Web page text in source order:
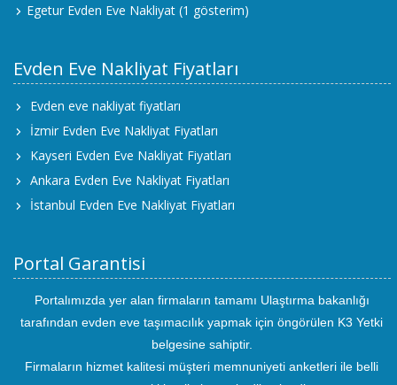
Egetur Evden Eve Nakliyat (1 gösterim)
Evden Eve Nakliyat Fiyatları
Evden eve nakliyat fiyatları
İzmir Evden Eve Nakliyat Fiyatları
Kayseri Evden Eve Nakliyat Fiyatları
Ankara Evden Eve Nakliyat Fiyatları
İstanbul Evden Eve Nakliyat Fiyatları
Portal Garantisi
Portalımızda yer alan firmaların tamamı Ulaştırma bakanlığı
tarafından evden eve taşımacılık yapmak için öngörülen K3 Yetki
belgesine sahiptir.
Firmaların hizmet kalitesi müşteri memnuniyeti anketleri ile belli